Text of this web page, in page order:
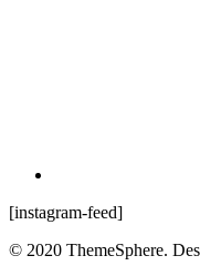
[instagram-feed]
© 2020 ThemeSphere.